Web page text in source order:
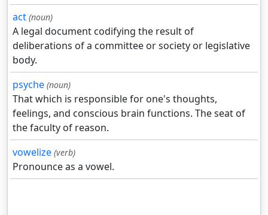
act (noun)
A legal document codifying the result of
deliberations of a committee or society or legislative
body.
psyche (noun)
That which is responsible for one's thoughts,
feelings, and conscious brain functions. The seat of
the faculty of reason.
vowelize (verb)
Pronounce as a vowel.